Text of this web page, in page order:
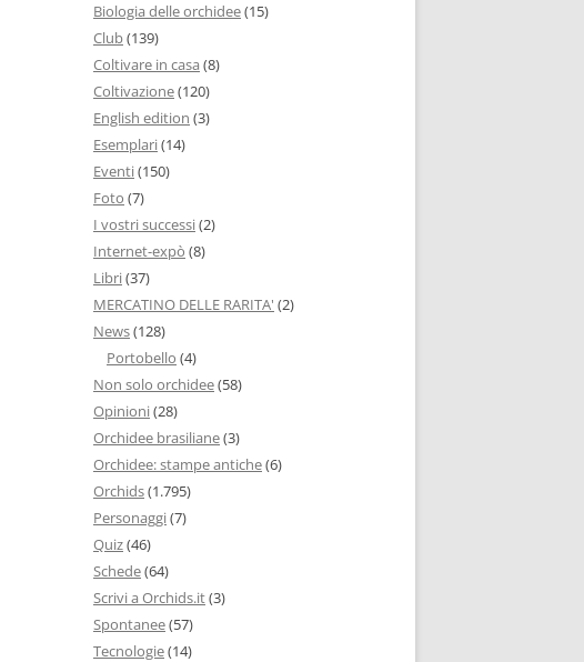
Biologia delle orchidee(15)
Club(139)
Coltivare in casa (8)
Coltivazione(120)
English edition (3)
Esemplari(14)
Eventi(150)
Foto (7)
I vostri successi(2)
Internet-expò (8)
Libri(37)
MERCATINO DELLE RARITA' (2)
News(128)
Portobello (4)
Non solo orchidee(58)
Opinioni(28)
Orchidee brasiliane(3)
Orchidee: stampe antiche(6)
Orchids(1.795)
Personaggi(7)
Quiz(46)
Schede(64)
Scrivi a Orchids.it(3)
Spontanee(57)
Tecnologie(14)